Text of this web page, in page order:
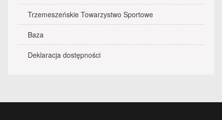
Trzemeszeńskie Towarzystwo Sportowe
Baza
Deklaracja dostępności